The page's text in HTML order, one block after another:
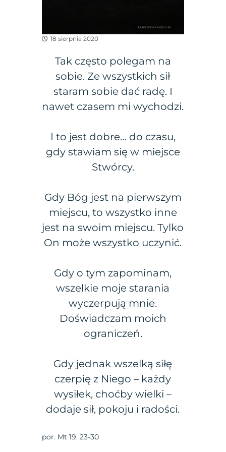
18 sierpnia 2020
Tak często polegam na
sobie. Ze wszystkich sił
staram sobie dać radę. I
nawet czasem mi wychodzi.
I to jest dobre… do czasu,
gdy stawiam się w miejsce
Stwórcy.
Gdy Bóg jest na pierwszym
miejscu, to wszystko inne
jest na swoim miejscu. Tylko
On może wszystko uczynić.
Gdy o tym zapominam,
wszelkie moje starania
wyczerpują mnie.
Doświadczam moich
ograniczeń.
Gdy jednak wszelką siłę
czerpię z Niego – każdy
wysiłek, choćby wielki –
dodaje sił, pokoju i radości.
por. Mt 19, 23-30